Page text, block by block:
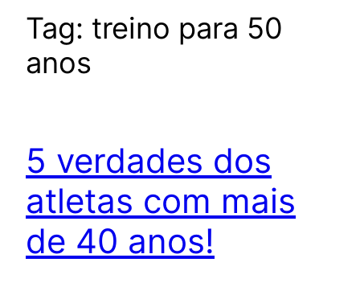
Tag: treino para 50
anos
5 verdades dos
atletas com mais
de 40 anos!